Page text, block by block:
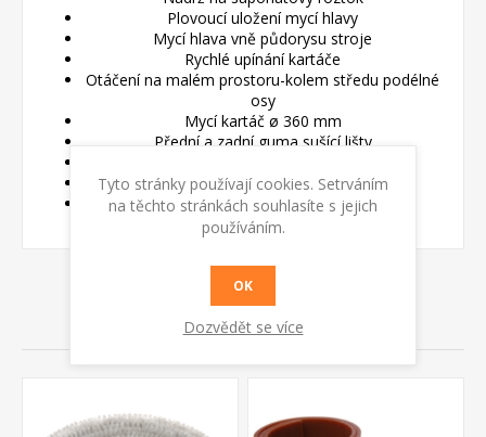
Plovoucí uložení mycí hlavy
Mycí hlava vně půdorysu stroje
Rychlé upínání kartáče
Otáčení na malém prostoru-kolem středu podélné
osy
Mycí kartáč ø 360 mm
Přední a zadní guma sušící lišty
Elektrický systém sejmutí mycího kartáče
Produktový listZDE >>>>
SOUVISEJÍCÍ PRODUKTY
Tyto stránky používají cookies. Setrváním
na těchto stránkách souhlasíte s jejich
používáním.
OK
Dozvědět se více